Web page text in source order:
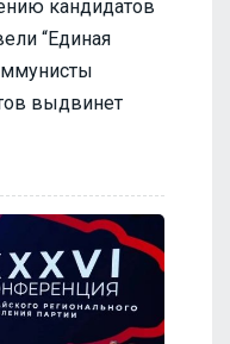
кандидатов
“Единая
выдвинет